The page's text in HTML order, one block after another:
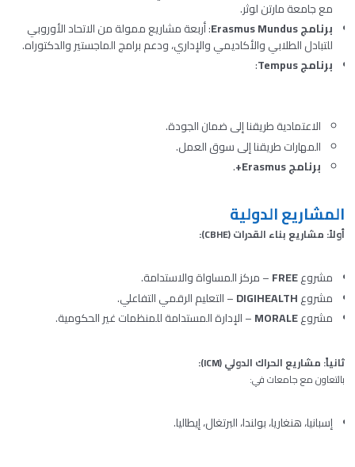
مع جامعة مارتن لوثر.
برنامج Erasmus Mundus
: أربعة مشاريع ممولة من الاتحاد الأوروبي
للتبادل الطلابي والأكاديمي والإداري، ودعم برامج الماجستير والدكتوراه.
برنامج Tempus
:
الاعتمادية طريقنا إلى ضمان الجودة.
المهارات طريقنا إلى سوق العمل.
برنامج Erasmus+
.
المشاريع الدولية
أولاً: مشاريع بناء القدرات (CBHE):
مشروعFREE– مركز المساواة والاستدامة.
مشروعDIGIHEALTH– التعليم الرقمي التفاعلي.
مشروعMORALE– الإدارة المستدامة للمنظمات غير الحكومية.
ثانياً: مشاريع الحراك الدولي (ICM):
بالتعاون مع جامعات في:
إسبانيا، هنغاريا، بولندا، البرتغال، إيطاليا.